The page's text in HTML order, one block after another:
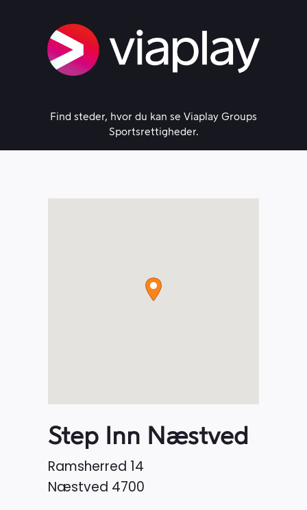
Find steder, hvor du kan se Viaplay Groups
Sportsrettigheder.
Step Inn Næstved
Ramsherred 14
Næstved 4700